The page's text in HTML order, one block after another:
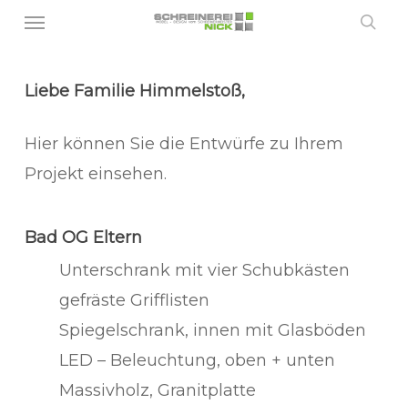
SkipMenu
Liebe Familie Himmelstoß,
Hier können Sie die Entwürfe zu Ihrem
Projekt einsehen.
Bad OG Eltern
Unterschrank mit vier Schubkästen
gefräste Grifflisten
Spiegelschrank, innen mit Glasböden
LED – Beleuchtung, oben + unten
Massivholz, Granitplatte